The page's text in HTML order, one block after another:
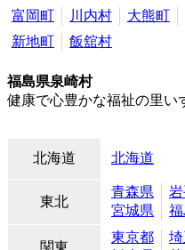
富岡町
川内村 大熊町
新地町
飯舘村
福島県泉崎村
健康で心豊かな福祉の里い
北海道 北海道
東北
青森県
宮城県
関東
東京都